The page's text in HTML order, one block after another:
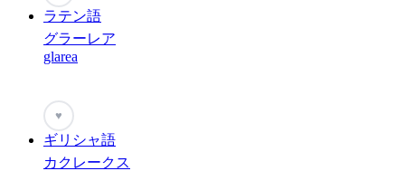
ラテン語
グラーレア
glarea
♥
ギリシャ語
カクレークス